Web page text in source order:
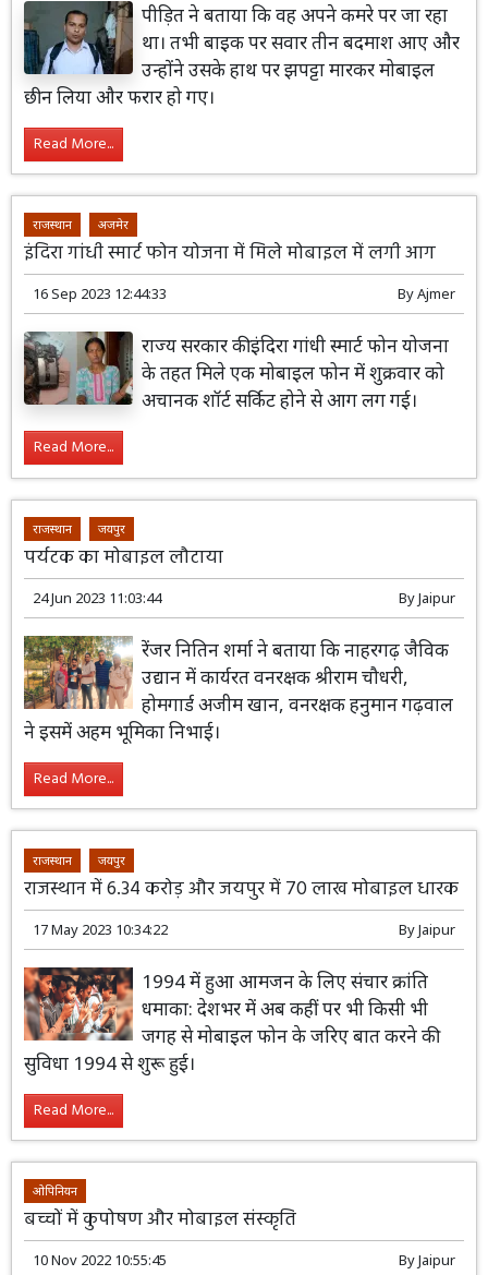
पीड़ित ने बताया कि वह अपने कमरे पर जा रहा
था। तभी बाइक पर सवार तीन बदमाश आए और
उन्होंने उसके हाथ पर झपट्टा मारकर मोबाइल
छीन लिया और फरार हो गए।
Read More...
राजस्थान अजमेर
इंदिरा गांधी स्मार्ट फोन योजना में मिले मोबाइल में लगी आग
16 Sep 2023 12:44:33 ByAjmer
राज्य सरकार की इंदिरा गांधी स्मार्ट फोन योजना
के तहत मिले एक मोबाइल फोन में शुक्रवार को
अचानक शॉर्ट सर्किट होने से आग लग गई।
Read More...
राजस्थान जयपुर
पर्यटक का मोबाइल लौटाया
24 Jun 2023 11:03:44 ByJaipur
रेंजर नितिन शर्मा ने बताया कि नाहरगढ़ जैविक
उद्यान में कार्यरत वनरक्षक श्रीराम चौधरी,
होमगार्ड अजीम खान, वनरक्षक हनुमान गढ़वाल
ने इसमें अहम भूमिका निभाई।
Read More...
राजस्थान जयपुर
राजस्थान में 6.34 करोड़ और जयपुर में 70 लाख मोबाइल धारक
17 May 2023 10:34:22 ByJaipur
1994 में हुआ आमजन के लिए संचार क्रांति
धमाका: देशभर में अब कहीं पर भी किसी भी
जगह से मोबाइल फोन के जरिए बात करने की
सुविधा 1994 से शुरू हुई।
Read More...
ओपिनियन
बच्चों में कुपोषण और मोबाइल संस्कृति
10 Nov 2022 10:55:45 ByJaipur